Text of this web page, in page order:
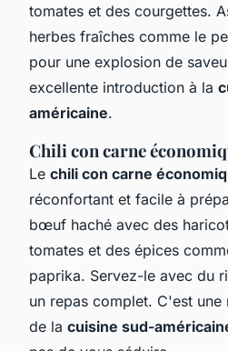
tomates et des courgettes.
herbes fraîches comme le
pour une explosion de
excellente introduction à la
américaine.
Chili con carne
Le chili con carne
réconfortant et facile à
bœuf haché avec des
tomates et des épices
paprika. Servez-le avec du
un repas complet. C'est
de la cuisine sud-